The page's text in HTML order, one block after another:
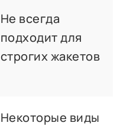
Не всегда
подходит для
строгих жакетов
Некоторые виды